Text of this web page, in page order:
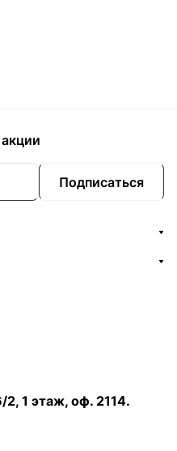
Подписаться
2, 1 этаж, оф. 2114.